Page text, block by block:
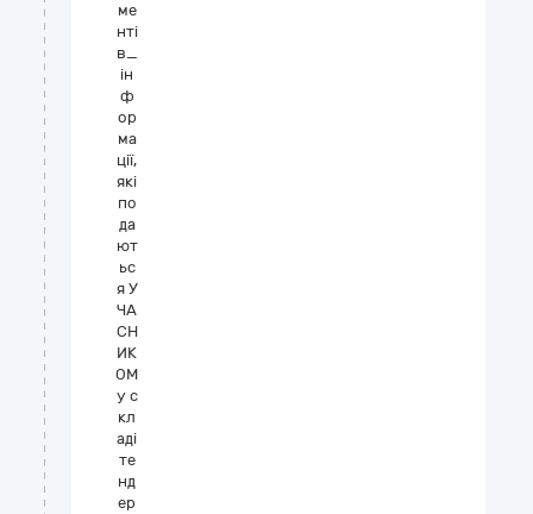
ме
нті
в_
ін
ф
ор
ма
ції,
які
по
да
ют
ьс
я У
ЧА
СН
ИК
ОМ
у с
кл
аді
те
нд
ер